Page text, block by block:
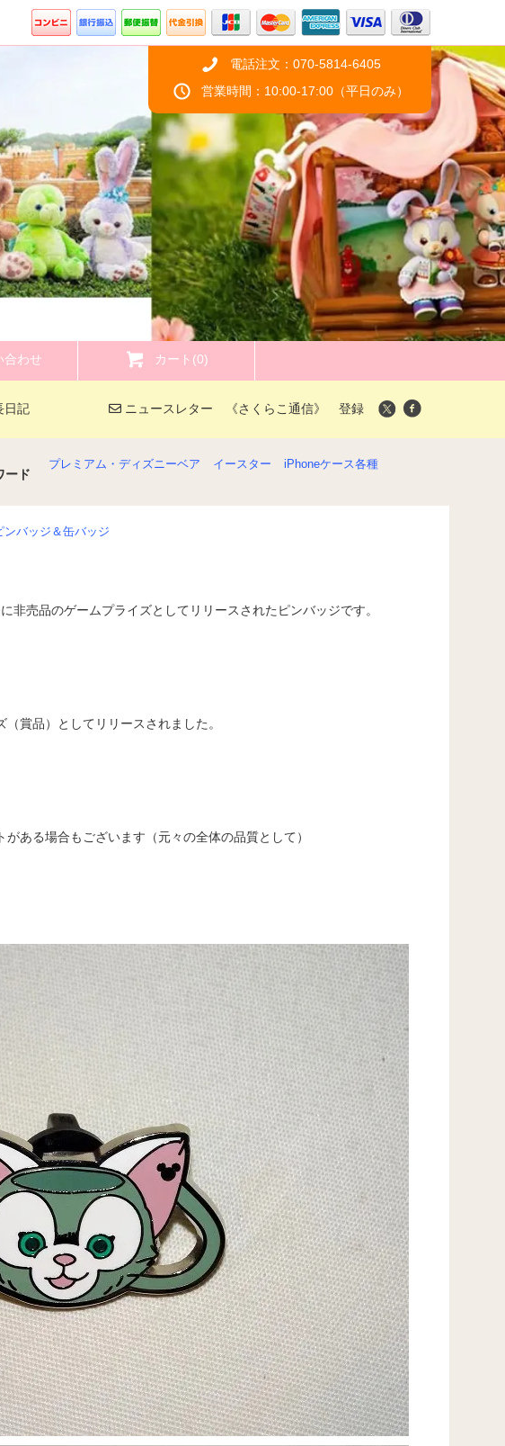
電話注文：070-5814-6405
営業時間：10:00-17:00（平日のみ）
合わせ カート(0)
日記 ニュースレター 《さくらこ通信》 登録
ード
プレミアム・ディズニーベア イースター iPhoneケース各種
ンバッジ＆缶バッジ
非売品のゲームプライズとしてリリースされたピンバッジです。
賞品）としてリリースされました。
ある場合もございます（元々の全体の品質として）